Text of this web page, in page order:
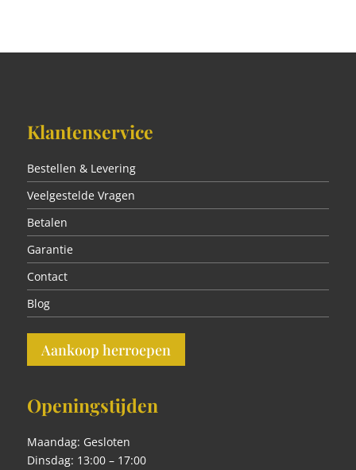
Klantenservice
Bestellen & Levering
Veelgestelde Vragen
Betalen
Garantie
Contact
Blog
Aankoop herroepen
Openingstijden
Maandag: Gesloten
Dinsdag: 13:00 – 17:00